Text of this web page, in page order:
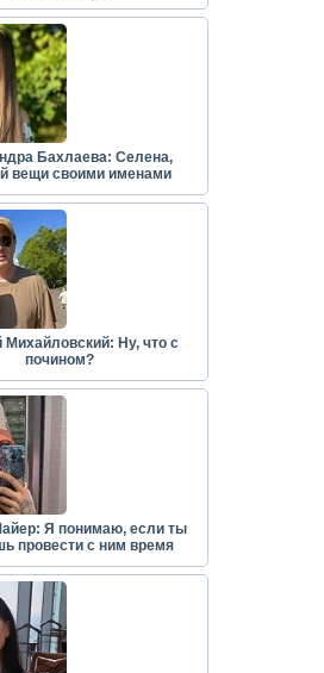
Бахлаева: Селена,
вещи своими именами
Михайловский: Ну, что с
почином?
Я понимаю, если ты
провести с ним время